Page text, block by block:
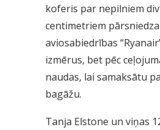
koferis par nepilniem
centimetriem pārsniedza
aviosabiedrības
izmērus, bet pēc
naudas, lai samaksātu
bagāžu.
Tanja Elstone un viņas